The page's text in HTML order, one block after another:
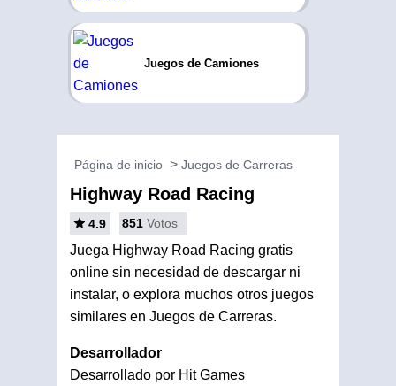
Juegos de Camiones
Página de inicio Juegos de Carreras
Highway Road Racing
4.9 851 Votos
Juega Highway Road Racing gratis
online sin necesidad de descargar ni
instalar, o explora muchos otros juegos
similares en Juegos de Carreras.
Desarrollador
Desarrollado por Hit Games